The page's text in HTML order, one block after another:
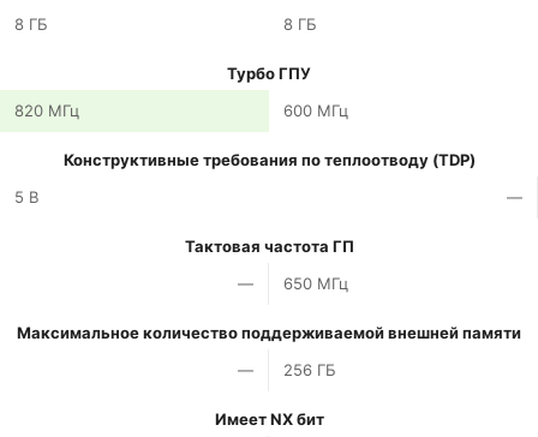
8 ГБ
8 ГБ
Турбо ГПУ
820 МГц
600 МГц
Конструктивные требования по теплоотводу (TDP)
5 В
—
Тактовая частота ГП
—
650 МГц
Максимальное количество поддерживаемой внешней памяти
—
256 ГБ
Имеет NX бит